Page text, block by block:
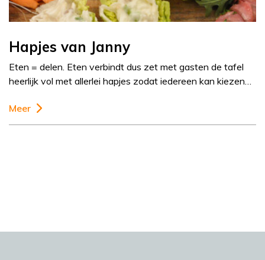
Hapjes van Janny
Eten = delen. Eten verbindt dus zet met gasten de tafel
heerlijk vol met allerlei hapjes zodat iedereen kan kiezen…
Meer